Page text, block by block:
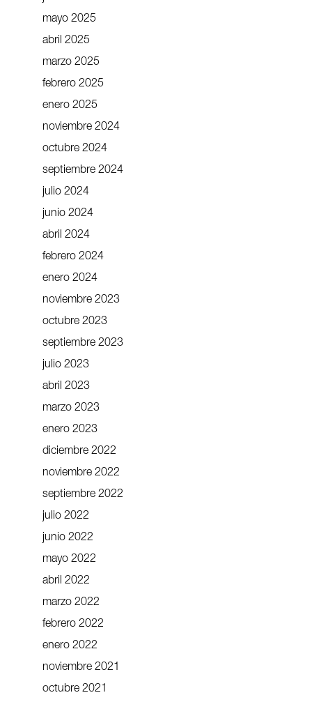
mayo 2025
abril 2025
marzo 2025
febrero 2025
enero 2025
noviembre 2024
octubre 2024
septiembre 2024
julio 2024
junio 2024
abril 2024
febrero 2024
enero 2024
noviembre 2023
octubre 2023
septiembre 2023
julio 2023
abril 2023
marzo 2023
enero 2023
diciembre 2022
noviembre 2022
septiembre 2022
julio 2022
junio 2022
mayo 2022
abril 2022
marzo 2022
febrero 2022
enero 2022
noviembre 2021
octubre 2021